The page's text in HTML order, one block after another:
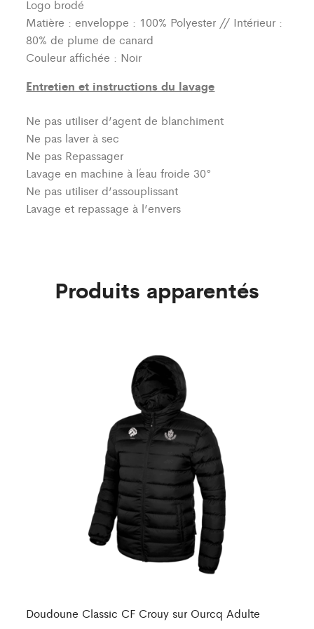
Logo brodé
Matière : enveloppe : 100% Polyester // Intérieur :
80% de plume de canard
Couleur affichée : Noir
Entretien et instructions du lavage
Ne pas utiliser d’agent de blanchiment
Ne pas laver à sec
Ne pas Repassager
Lavage en machine à l´eau froide 30°
Ne pas utiliser d’assouplissant
Lavage et repassage à l’envers
Produits apparentés
Doudoune Classic CF Crouy sur Ourcq Adulte